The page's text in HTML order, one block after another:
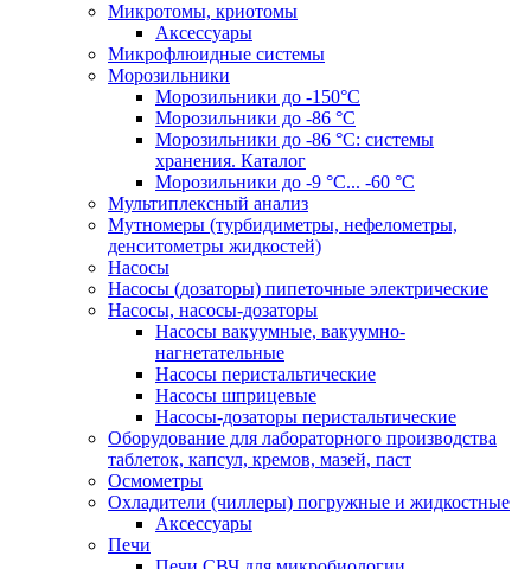
Микротомы, криотомы
Аксессуары
Микрофлюидные системы
Морозильники
Морозильники до -150°С
Морозильники до -86 °C
Морозильники до -86 °C: системы
хранения. Каталог
Морозильники до -9 °C... -60 °C
Мультиплексный анализ
Мутномеры (турбидиметры, нефелометры,
денситометры жидкостей)
Насосы
Насосы (дозаторы) пипеточные электрические
Насосы, насосы-дозаторы
Насосы вакуумные, вакуумно-
нагнетательные
Насосы перистальтические
Насосы шприцевые
Насосы-дозаторы перистальтические
Оборудование для лабораторного производства
таблеток, капсул, кремов, мазей, паст
Осмометры
Охладители (чиллеры) погружные и жидкостные
Аксессуары
Печи